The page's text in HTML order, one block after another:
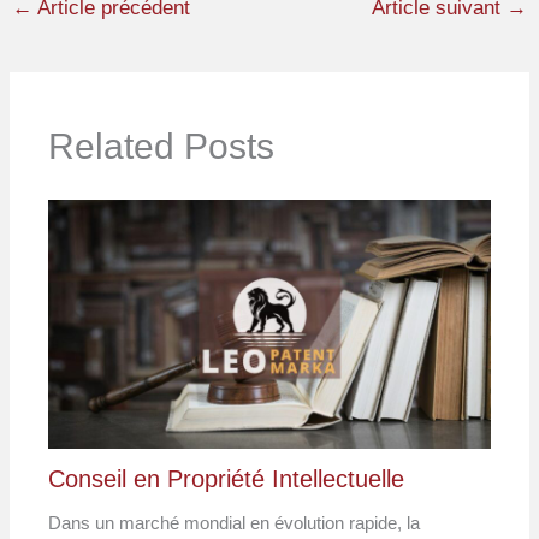
← Article précédent Article suivant →
Related Posts
Conseil en Propriété Intellectuelle
Dans un marché mondial en évolution rapide, la